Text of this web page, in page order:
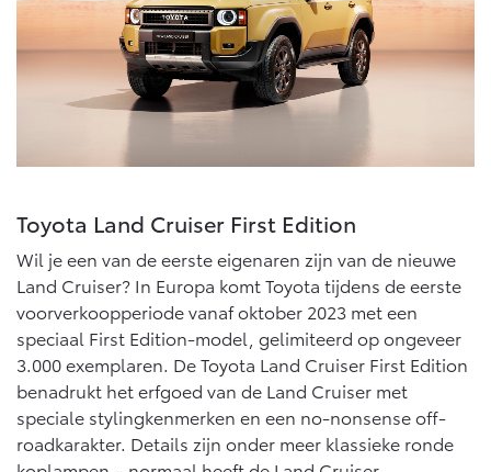
Toyota Land Cruiser First Edition
Wil je een van de eerste eigenaren zijn van de nieuwe
Land Cruiser? In Europa komt Toyota tijdens de eerste
voorverkoopperiode vanaf oktober 2023 met een
speciaal First Edition-model, gelimiteerd op ongeveer
3.000 exemplaren. De Toyota Land Cruiser First Edition
benadrukt het erfgoed van de Land Cruiser met
speciale stylingkenmerken en een no-nonsense off-
roadkarakter. Details zijn onder meer klassieke ronde